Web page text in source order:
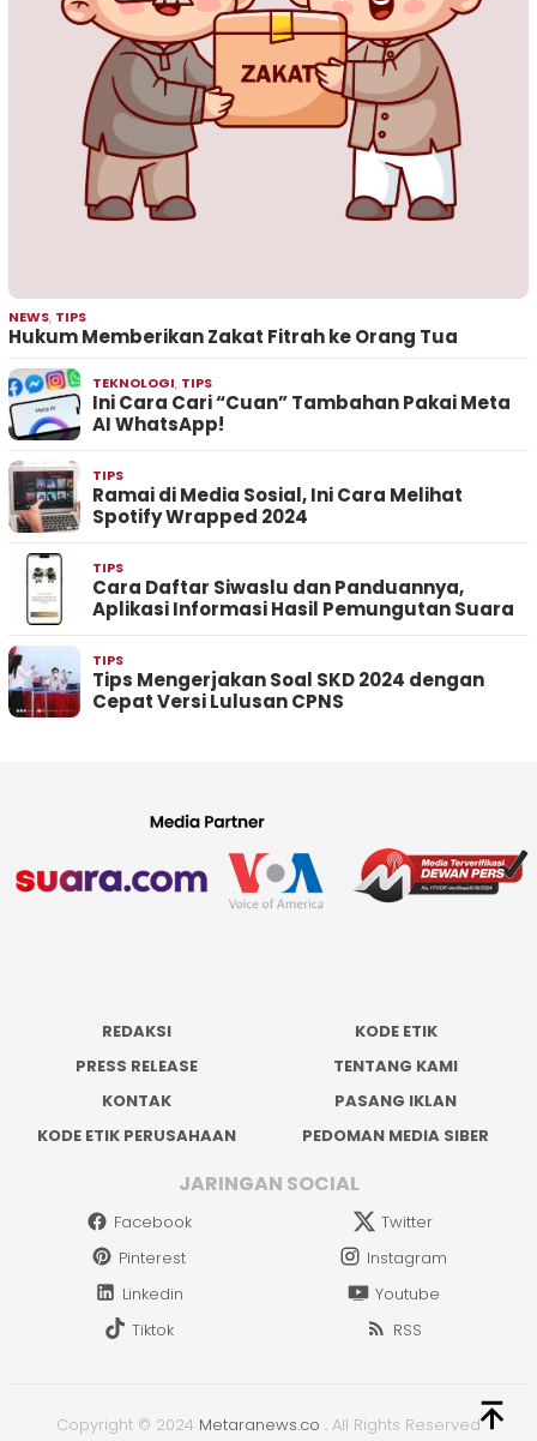
NEWS, TIPS
Hukum Memberikan Zakat Fitrah ke Orang Tua
TEKNOLOGI, TIPS
Ini Cara Cari “Cuan” Tambahan Pakai Meta
AI WhatsApp!
TIPS
Ramai di Media Sosial, Ini Cara Melihat
Spotify Wrapped 2024
TIPS
Cara Daftar Siwaslu dan Panduannya,
Aplikasi Informasi Hasil Pemungutan Suara
TIPS
Tips Mengerjakan Soal SKD 2024 dengan
Cepat Versi Lulusan CPNS
REDAKSI
KODE ETIK
PRESS RELEASE
TENTANG KAMI
KONTAK
PASANG IKLAN
KODE ETIK PERUSAHAAN
PEDOMAN MEDIA SIBER
JARINGAN SOCIAL
Facebook
Twitter
Pinterest
Instagram
Linkedin
Youtube
Tiktok
RSS
Copyright © 2024 Metaranews.co . All Rights Reserved